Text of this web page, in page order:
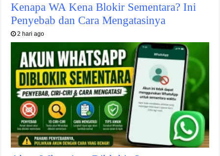
Kenapa WA Kena Blokir Sementara? Ini
Penyebab dan Cara Mengatasinya
2 hari ago